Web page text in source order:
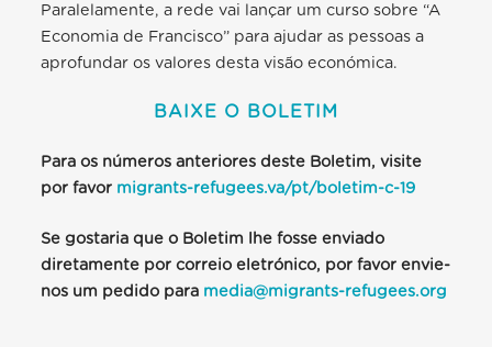
Paralelamente, a rede vai lançar um curso sobre “A
Economia de Francisco” para ajudar as pessoas a
aprofundar os valores desta visão económica.
BAIXE O BOLETIM
Para os números anteriores deste Boletim, visite
por favor migrants-refugees.va/pt/boletim-c-19
Se gostaria que o Boletim lhe fosse enviado
diretamente por correio eletrónico, por favor envie-
nos um pedido para media@migrants-refugees.org